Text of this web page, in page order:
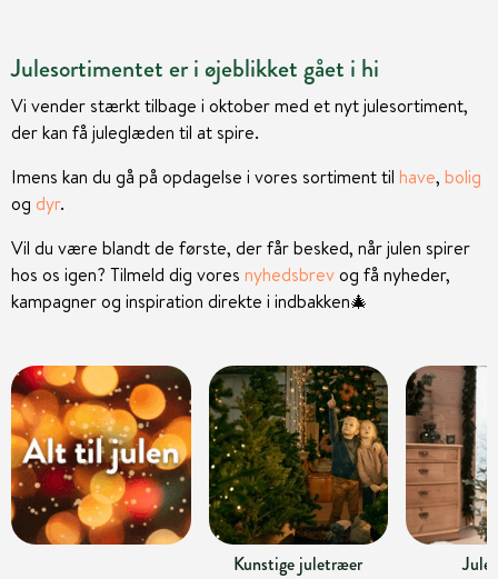
Julesortimentet er i øjeblikket gået i hi
Vi vender stærkt tilbage i oktober med et nyt julesortiment,
der kan få juleglæden til at spire.
Imens kan du gå på opdagelse i vores sortiment til have, bolig
og dyr.
Vil du være blandt de første, der får besked, når julen spirer
hos os igen? Tilmeld dig vores nyhedsbrevog få nyheder,
kampagner og inspiration direkte i indbakken🎄
Kunstige juletræer